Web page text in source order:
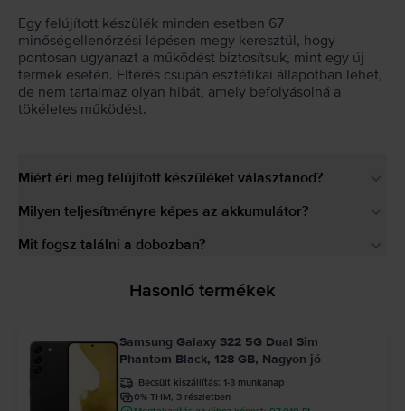
Egy felújított készülék minden esetben 67
minőségellenőrzési lépésen megy keresztül, hogy
pontosan ugyanazt a működést biztosítsuk, mint egy új
termék esetén. Eltérés csupán esztétikai állapotban lehet,
de nem tartalmaz olyan hibát, amely befolyásolná a
tökéletes működést.
Miért éri meg felújított készüléket választanod?
Milyen teljesítményre képes az akkumulátor?
Mit fogsz találni a dobozban?
Hasonló termékek
Samsung Galaxy S22 5G Dual Sim
Phantom Black, 128 GB, Nagyon jó
Becsült kiszállítás: 1-3 munkanap
0% THM, 3 részletben